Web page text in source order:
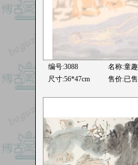
编号:3088
名称:童趣
尺寸:56*47cm
售价:已售